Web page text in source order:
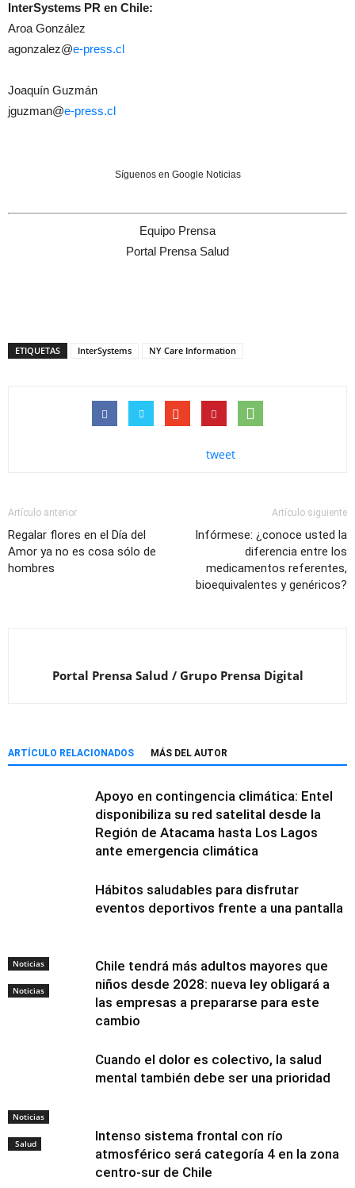
InterSystems PR en Chile:
Aroa González
agonzalez@e-press.cl
Joaquín Guzmán
jguzman@e-press.cl
Síguenos en Google Noticias
Equipo Prensa
Portal Prensa Salud
ETIQUETAS InterSystems NY Care Information
tweet
Artículo anterior
Regalar flores en el Día del
Amor ya no es cosa sólo de
hombres
Artículo siguiente
Infórmese: ¿conoce usted la
diferencia entre los
medicamentos referentes,
bioequivalentes y genéricos?
Portal Prensa Salud / Grupo Prensa Digital
ARTÍCULO RELACIONADOS MÁS DEL AUTOR
Noticias
Apoyo en contingencia climática: Entel
disponibiliza su red satelital desde la
Región de Atacama hasta Los Lagos
ante emergencia climática
Noticias
Hábitos saludables para disfrutar
eventos deportivos frente a una pantalla
Noticias
Chile tendrá más adultos mayores que
niños desde 2028: nueva ley obligará a
las empresas a prepararse para este
cambio
Salud
Cuando el dolor es colectivo, la salud
mental también debe ser una prioridad
Intenso sistema frontal con río
atmosférico será categoría 4 en la zona
centro-sur de Chile